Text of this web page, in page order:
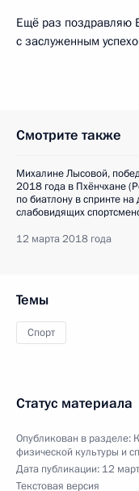
Ещё раз поздравляю
с заслуженным
Смотрите также
Михалине Лысовой,
2018 года в Пхёнчхане
по биатлону в спринте
слабовидящих
12 марта 2018 года
Темы
Спорт
Статус материала
Опубликован в разделе:
физической культуры и
Дата публикации: 12
Текстовая версия